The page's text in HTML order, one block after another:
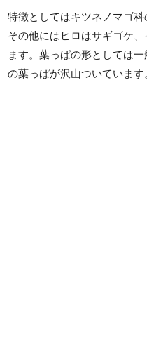
特徴としてはキツネノマゴ
その他にはヒロはサギゴケ
ます。葉っぱの形としては
の葉っぱが沢山ついています